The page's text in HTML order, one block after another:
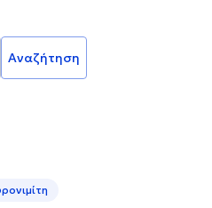
Αναζήτηση